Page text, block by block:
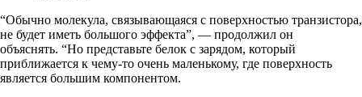
“Обычно молекула, связывающаяся с поверхностью транзистора,
не будет иметь большого эффекта”, — продолжил он
объяснять. “Но представьте белок с зарядом, который
приближается к чему-то очень маленькому, где поверхность
является большим компонентом.